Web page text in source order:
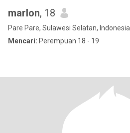
marlon, 18
Pare Pare, Sulawesi Selatan, Indonesia
Mencari: Perempuan 18 - 19